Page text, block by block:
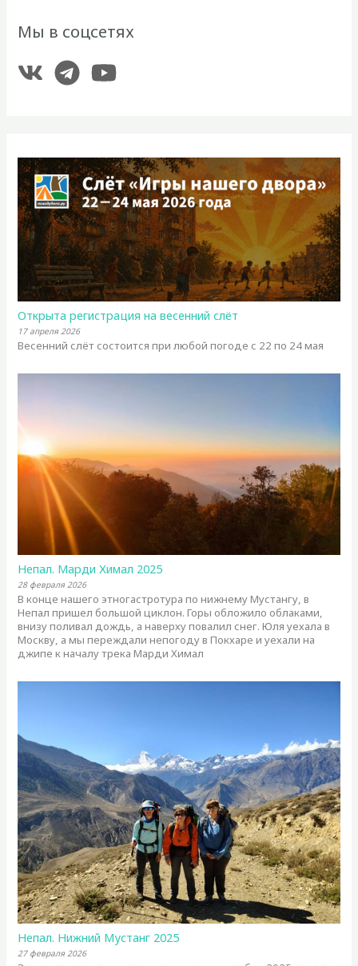
Мы в соцсетях
Открыта регистрация на весенний слёт
17 апреля 2026
Весенний слёт состоится при любой погоде с 22 по 24 мая
Непал. Марди Химал 2025
28 февраля 2026
В конце нашего этногастротура по нижнему Мустангу, в
Непал пришел большой циклон. Горы обложило облаками,
внизу поливал дождь, а наверху повалил снег. Юля уехала в
Москву, а мы переждали непогоду в Покхаре и уехали на
джипе к началу трека Марди Химал
Непал. Нижний Мустанг 2025
27 февраля 2026